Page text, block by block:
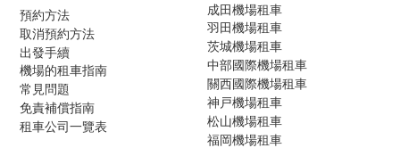
預約方法
取消預約方法
出發手續
機場的租車指南
常見問題
免責補償指南
租車公司一覽表
成田機場租車
羽田機場租車
茨城機場租車
中部國際機場租車
關西國際機場租車
神戸機場租車
松山機場租車
福岡機場租車